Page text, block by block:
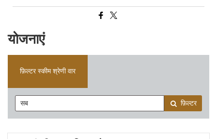
योजनाएं
फ़िल्टर स्कीम श्रेणी वार
फ़िल्टर